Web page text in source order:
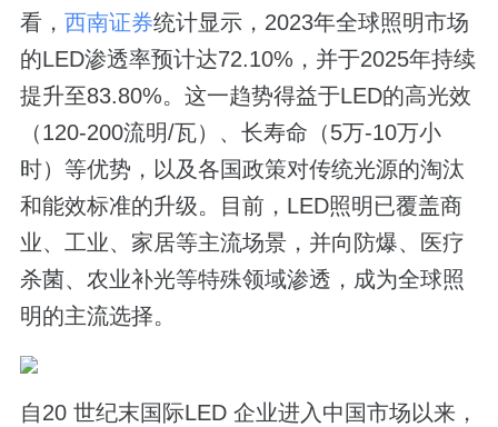
看， 西南证券统计显示，2023年全球照明市场
的LED渗透率预计达72.10%，并于2025年持续
提升至83.80%。这一趋势得益于LED的高光效
（120-200流明/瓦）、长寿命（5万-10万小
时）等优势，以及各国政策对传统光源的淘汰
和能效标准的升级。目前，LED照明已覆盖商
业、工业、家居等主流场景，并向防爆、医疗
杀菌、农业补光等特殊领域渗透，成为全球照
明的主流选择。
自20 世纪末国际LED 企业进入中国市场以来，